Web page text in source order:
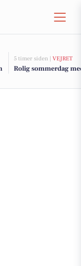
5 timer siden | VEJRET
Rolig sommerdag
iskasse til 20 kr. - se